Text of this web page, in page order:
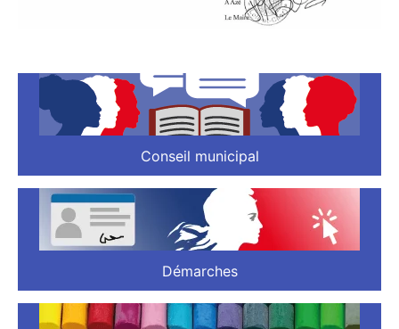
Conseil municipal
Démarches